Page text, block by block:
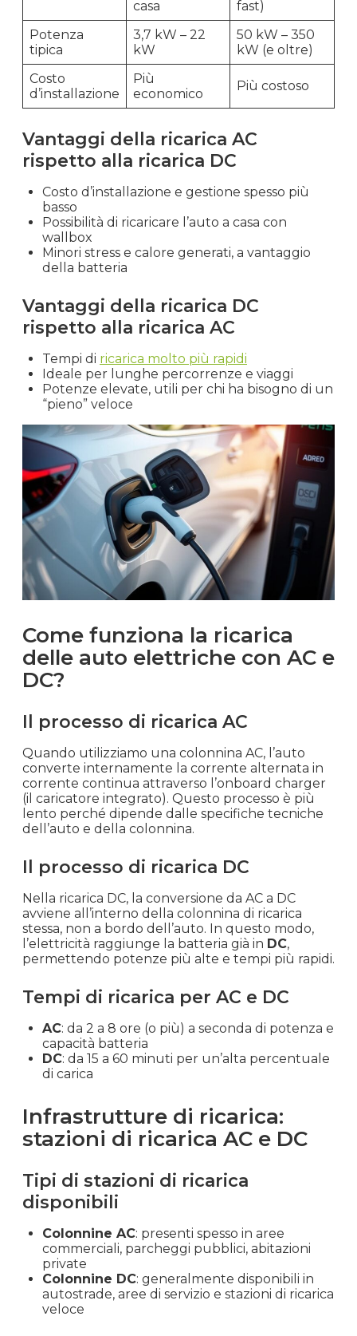
casa
fast)
Potenza
tipica
3,7 kW – 22
kW
50 kW – 350
kW (e oltre)
Costo
d’installazione
Più
economico
Più costoso
Vantaggi della ricarica AC
rispetto alla ricarica DC
Costo d’installazione e gestione spesso più
basso
Possibilità di ricaricare l’auto a casa con
wallbox
Minori stress e calore generati, a vantaggio
della batteria
Vantaggi della ricarica DC
rispetto alla ricarica AC
Tempi di ricarica molto più rapidi
Ideale per lunghe percorrenze e viaggi
Potenze elevate, utili per chi ha bisogno di un
“pieno” veloce
Come funziona la ricarica
delle auto elettriche con AC e
DC?
Il processo di ricarica AC
Quando utilizziamo una colonnina AC, l’auto
converte internamente la corrente alternata in
corrente continua attraverso l’onboard charger
(il caricatore integrato). Questo processo è più
lento perché dipende dalle specifiche tecniche
dell’auto e della colonnina.
Il processo di ricarica DC
Nella ricarica DC, la conversione da AC a DC
avviene all’interno della colonnina di ricarica
stessa, non a bordo dell’auto. In questo modo,
l’elettricità raggiunge la batteria già in DC,
permettendo potenze più alte e tempi più rapidi.
Tempi di ricarica per AC e DC
AC: da 2 a 8 ore (o più) a seconda di potenza e
capacità batteria
DC: da 15 a 60 minuti per un’alta percentuale
di carica
Infrastrutture di ricarica:
stazioni di ricarica AC e DC
Tipi di stazioni di ricarica
disponibili
Colonnine AC: presenti spesso in aree
commerciali, parcheggi pubblici, abitazioni
private
Colonnine DC: generalmente disponibili in
autostrade, aree di servizio e stazioni di ricarica
veloce